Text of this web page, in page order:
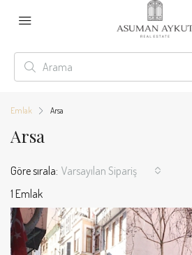
Emlak Arsa
Arsa
1 Emlak
Göre sırala: Varsayılan Sipariş